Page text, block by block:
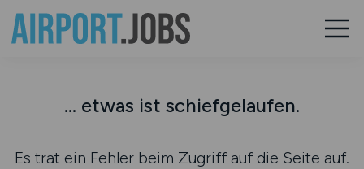
... etwas ist schiefgelaufen.
Es trat ein Fehler beim Zugriff auf die Seite auf.